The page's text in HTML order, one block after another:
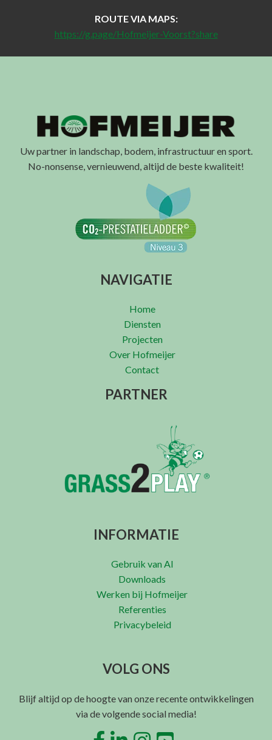
ROUTE VIA MAPS:
https://g.page/Hofmeijer-Voorst?share
Uw partner in landschap, bodem, infrastructuur en sport.
No-nonsense, vernieuwend, altijd de beste kwaliteit!
NAVIGATIE
Home
Diensten
Projecten
Over Hofmeijer
Contact
PARTNER
INFORMATIE
Gebruik van AI
Downloads
Werken bij Hofmeijer
Referenties
Privacybeleid
VOLG ONS
Blijf altijd op de hoogte van onze recente ontwikkelingen
via de volgende social media!